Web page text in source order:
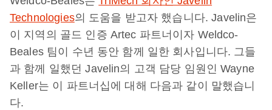
Technologies의 도움을 받고자 했습니다. Javelin은
이 지역의 골드 인증 Artec 파트너이자 Weldco-
Beales 팀이 수년 동안 함께 일한 회사입니다. 그들
과 함께 일했던 Javelin의 고객 담당 임원인 Wayne
Keller는 이 파트너십에 대해 다음과 같이 말했습니
다.